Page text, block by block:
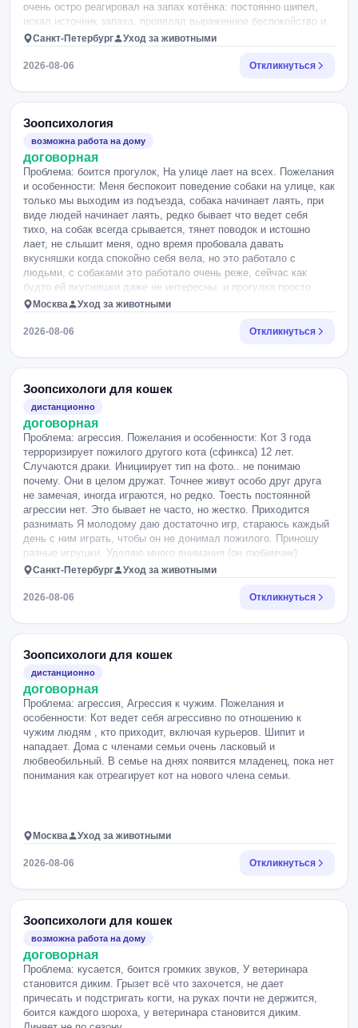
очень остро реагировал на запах котёнка: постоянно шипел,
искал источник запаха, проявлял выраженное беспокойство и
даже несколько раз перенаправлял агрессию на нас, хозяев.
Ранее подобное поведение наблюдалось у него только в
ветеринарной клинике. Мы предположили, что причиной такой
посещения ветеринарной клиники (старое одеяло, переноска,
приняли решение полностью убрать эти вещи из квартиры.
После этого состояние взрослого кота заметно изменилось. По
ему успокоительный препарат. В результате полностью
исчезли шипение и открытая агрессия как в адрес хозяев, так и
в адрес котёнка. Взрослый кот стал спокойно передвигаться по
квартире и перестал избегать помещений. Сам котёнок
чувствует себя отлично: активно играет, много бегает, хорошо
ест, постоянно следует за человеком и не проявляет признаков
страха вне взаимодействия со взрослым котом. Однако
появилась другая проблема. Каждый раз, когда котёнок
выбегает в комнату, взрослый кот практически сразу начинает
котёнка, зубами берёт за холку и замирает в таком положении.
нет — оба животных стерилизованы. Со стороны это больше
поведение, либо элементы охотничьего поведения. В таком
положении оба животных остаются неподвижными до тех пор,
пока котёнок не начинает пищать и активно вырываться.
Подобная ситуация произошла два раза. После этого мы
приняли решение снова полностью разделить животных по
разным комнатам. Сейчас они не имеют визуального контакта
и только слышат и чувствуют запах друг друга. Нужен именно
готовый план коррекции поведения.
Санкт-Петербург Уход за животными
2026-08-06 Откликнуться
Зоопсихология
возможна работа на дому
договорная
Проблема: боится прогулок, На улице лает на всех. Пожелания
и особенности: Меня беспокоит поведение собаки на улице, как
только мы выходим из подъезда, собака начинает лаять, при
виде людей начинает лаять, редко бывает что ведет себя
тихо, на собак всегда срывается, тянет поводок и истошно
лает, не слышит меня, одно время пробовала давать
вкусняшки когда спокойно себя вела, но это работало с
людьми, с собаками это работало очень реже, сейчас как
будто ей вкусняшки даже не интересны, и прогулка просто
стала стрессом, пробовала гулять как со шлейкой, так и с
ошейником, если с ошейником первое время было более
менее, то сейчас как будто когда я ее оттягиваю, это
раздражаться. Я не понимаю что я делаю не правильно и
гулять. Дома собака ведет себя нормально, знает выдержку,
команды, остается спокойно дома одна.
Москва Уход за животными
2026-08-06 Откликнуться
Зоопсихологи для кошек
дистанционно
договорная
Проблема: агрессия. Пожелания и особенности: Кот 3 года
терроризирует пожилого другого кота (сфинкса) 12 лет.
Случаются драки. Инициирует тип на фото.. не понимаю
почему. Они в целом дружат. Точнее живут особо друг друга
не замечая, иногда играются, но редко. Тоесть постоянной
агрессии нет. Это бывает не часто, но жестко. Приходится
разнимать Я молодому даю достаточно игр, стараюсь каждый
день с ним играть, чтобы он не донимал пожилого. Приношу
разные игрушки. Уделяю много внимания (он любимчик).
Санкт-Петербург Уход за животными
2026-08-06 Откликнуться
Зоопсихологи для кошек
дистанционно
договорная
Проблема: агрессия, Агрессия к чужим. Пожелания и
особенности: Кот ведет себя агрессивно по отношению к
чужим людям , кто приходит, включая курьеров. Шипит и
нападает. Дома с членами семьи очень ласковый и
любвеобильный. В семье на днях появится младенец, пока нет
понимания как отреагирует кот на нового члена семьи.
Москва Уход за животными
2026-08-06 Откликнуться
Зоопсихологи для кошек
возможна работа на дому
договорная
Проблема: кусается, боится громких звуков, У ветеринара
становится диким. Грызет всё что захочется, не дает
причесать и подстригать когти, на руках почти не держится,
боится каждого шороха, у ветеринара становится диким.